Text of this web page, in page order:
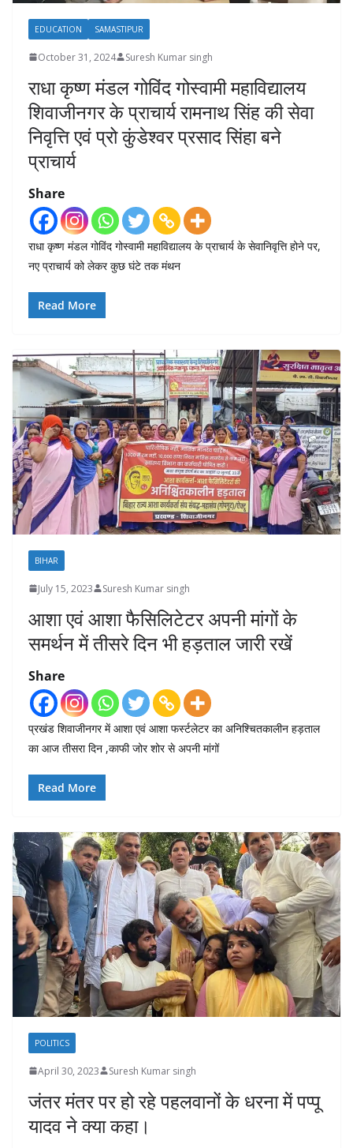
EDUCATION SAMASTIPUR
October 31, 2024 Suresh Kumar singh
राधा कृष्ण मंडल गोविंद गोस्वामी महाविद्यालय
शिवाजीनगर के प्राचार्य रामनाथ सिंह की सेवा
निवृत्ति एवं प्रो कुंडेश्वर प्रसाद सिंहा बने
प्राचार्य
Share
राधा कृष्ण मंडल गोविंद गोस्वामी महाविद्यालय के प्राचार्य के सेवानिवृत्ति होने पर,
नए प्राचार्य को लेकर कुछ घंटे तक मंथन
Read More
BIHAR
July 15, 2023 Suresh Kumar singh
आशा एवं आशा फैसिलिटेटर अपनी मांगों के
समर्थन में तीसरे दिन भी हड़ताल जारी रखें
Share
प्रखंड शिवाजीनगर में आशा एवं आशा फर्स्टलेटर का अनिश्चितकालीन हड़ताल
का आज तीसरा दिन ,काफी जोर शोर से अपनी मांगों
Read More
POLITICS
April 30, 2023 Suresh Kumar singh
जंतर मंतर पर हो रहे पहलवानों के धरना में पप्पू
यादव ने क्या कहा।